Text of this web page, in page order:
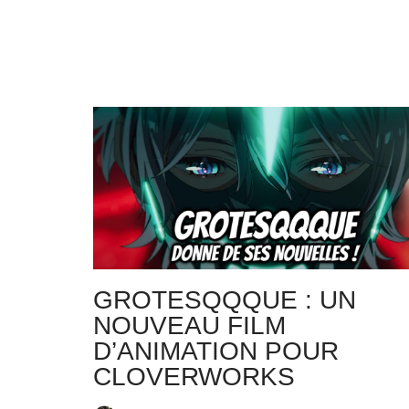
GROTESQQQUE : UN
NOUVEAU FILM
D’ANIMATION POUR
CLOVERWORKS